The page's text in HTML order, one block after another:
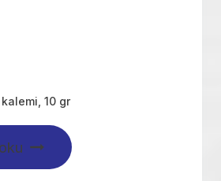
10 gr